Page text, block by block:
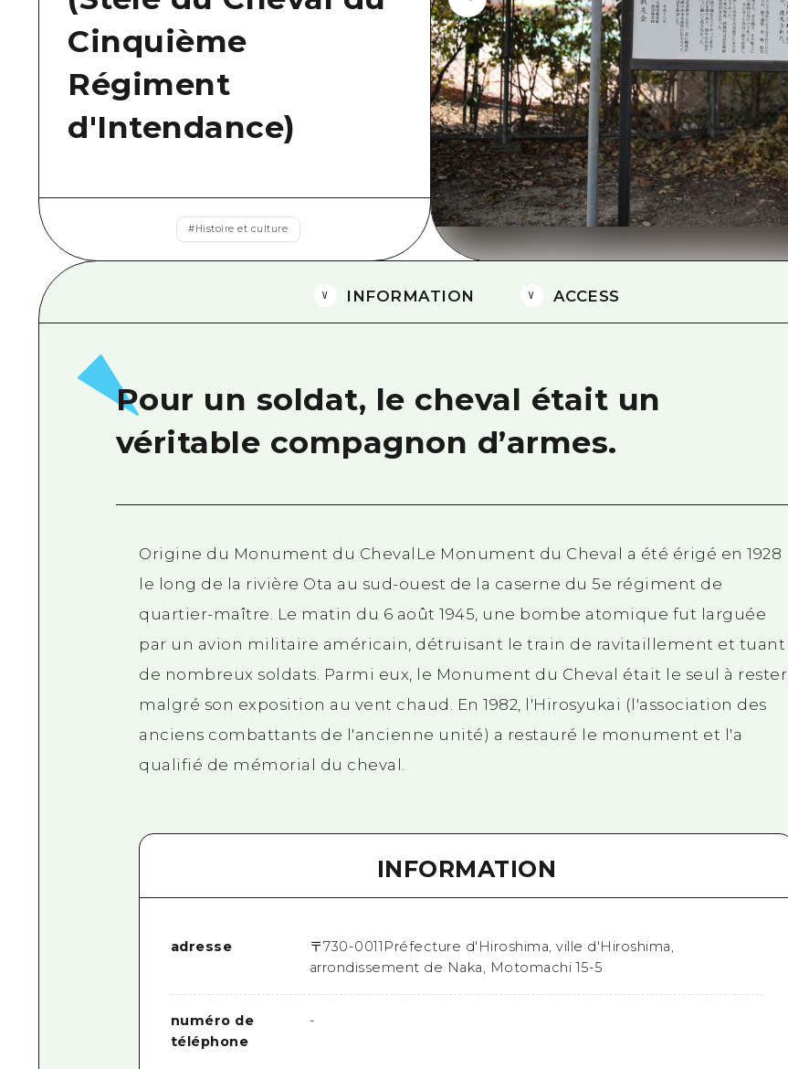
Est de Yamaguchi
Ehime
Shimane
Cinquième
Régiment
d'Intendance)
#Histoire et culture
INFORMATION ACCESS
Pour un soldat, le cheval était un
véritable compagnon d’armes.
Origine du Monument du ChevalLe Monument du Cheval a été érigé en 1928
le long de la rivière Ota au sud-ouest de la caserne du 5e régiment de
quartier-maître. Le matin du 6 août 1945, une bombe atomique fut larguée
par un avion militaire américain, détruisant le train de ravitaillement et tuant
de nombreux soldats. Parmi eux, le Monument du Cheval était le seul à rester,
malgré son exposition au vent chaud. En 1982, l'Hirosyukai (l'association des
anciens combattants de l'ancienne unité) a restauré le monument et l'a
qualifié de mémorial du cheval.
INFORMATION
adresse 〒730-0011 Préfecture d'Hiroshima, ville d'Hiroshima,
arrondissement de Naka, Motomachi 15-5
numéro de
téléphone
-